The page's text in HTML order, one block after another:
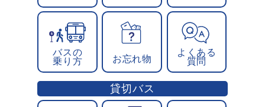
バスの
乗り方
お忘れ物
よくある
質問
貸切バス